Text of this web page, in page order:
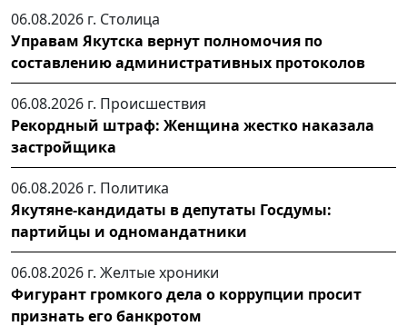
06.08.2026 г. Столица
Управам Якутска вернут полномочия по
составлению административных протоколов
06.08.2026 г. Происшествия
Рекордный штраф: Женщина жестко наказала
застройщика
06.08.2026 г. Политика
Якутяне-кандидаты в депутаты Госдумы:
партийцы и одномандатники
06.08.2026 г. Желтые хроники
Фигурант громкого дела о коррупции просит
признать его банкротом